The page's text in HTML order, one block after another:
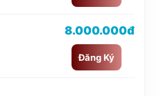
8.000.000đ
Đăng Ký